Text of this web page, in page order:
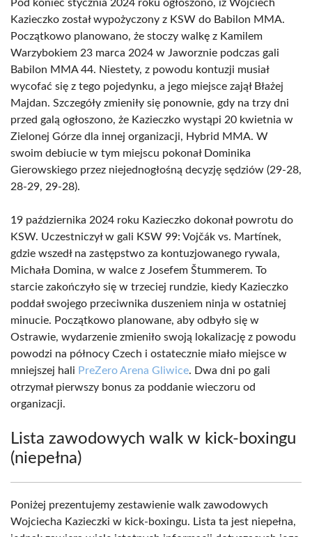
Pod koniec stycznia 2024 roku ogłoszono, iż Wojciech
Kazieczko został wypożyczony z KSW do Babilon MMA.
Początkowo planowano, że stoczy walkę z Kamilem
Warzybokiem 23 marca 2024 w Jaworznie podczas gali
Babilon MMA 44. Niestety, z powodu kontuzji musiał
wycofać się z tego pojedynku, a jego miejsce zajął Błażej
Majdan. Szczegóły zmieniły się ponownie, gdy na trzy dni
przed galą ogłoszono, że Kazieczko wystąpi 20 kwietnia w
Zielonej Górze dla innej organizacji, Hybrid MMA. W
swoim debiucie w tym miejscu pokonał Dominika
Gierowskiego przez niejednogłośną decyzję sędziów (29-28,
28-29, 29-28).
19 października 2024 roku Kazieczko dokonał powrotu do
KSW. Uczestniczył w gali KSW 99: Vojčák vs. Martínek,
gdzie wszedł na zastępstwo za kontuzjowanego rywala,
Michała Domina, w walce z Josefem Štummerem. To
starcie zakończyło się w trzeciej rundzie, kiedy Kazieczko
poddał swojego przeciwnika duszeniem ninja w ostatniej
minucie. Początkowo planowane, aby odbyło się w
Ostrawie, wydarzenie zmieniło swoją lokalizację z powodu
powodzi na północy Czech i ostatecznie miało miejsce w
mniejszej hali PreZero Arena Gliwice. Dwa dni po gali
otrzymał pierwszy bonus za poddanie wieczoru od
organizacji.
Lista zawodowych walk w kick-boxingu
(niepełna)
Poniżej prezentujemy zestawienie walk zawodowych
Wojciecha Kazieczki w kick-boxingu. Lista ta jest niepełna,